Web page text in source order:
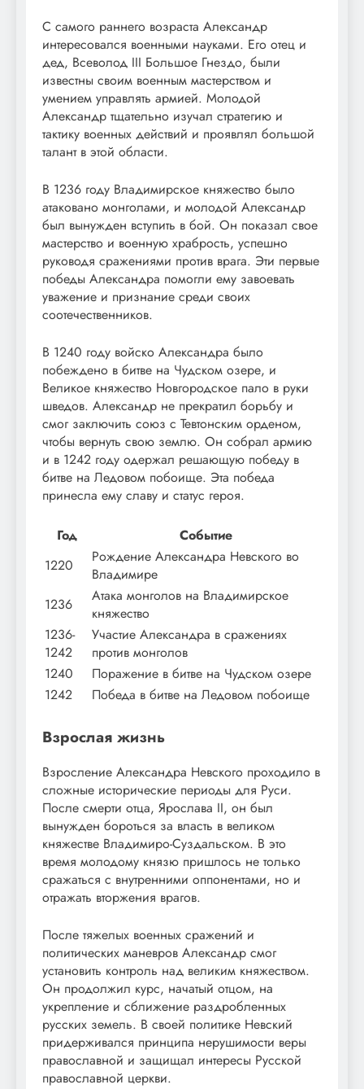
С самого раннего возраста Александр
интересовался военными науками. Его отец и
дед, Всеволод III Большое Гнездо, были
известны своим военным мастерством и
умением управлять армией. Молодой
Александр тщательно изучал стратегию и
тактику военных действий и проявлял большой
талант в этой области.
В 1236 году Владимирское княжество было
атаковано монголами, и молодой Александр
был вынужден вступить в бой. Он показал свое
мастерство и военную храбрость, успешно
руководя сражениями против врага. Эти первые
победы Александра помогли ему завоевать
уважение и признание среди своих
соотечественников.
В 1240 году войско Александра было
побеждено в битве на Чудском озере, и
Великое княжество Новгородское пало в руки
шведов. Александр не прекратил борьбу и
смог заключить союз с Тевтонским орденом,
чтобы вернуть свою землю. Он собрал армию
и в 1242 году одержал решающую победу в
битве на Ледовом побоище. Эта победа
принесла ему славу и статус героя.
Год
Событие
1220
Рождение Александра Невского во
Владимире
1236
Атака монголов на Владимирское
княжество
1236-
1242
Участие Александра в сражениях
против монголов
1240
Поражение в битве на Чудском озере
1242
Победа в битве на Ледовом побоище
Взрослая жизнь
Взросление Александра Невского проходило в
сложные исторические периоды для Руси.
После смерти отца, Ярослава II, он был
вынужден бороться за власть в великом
княжестве Владимиро-Суздальском. В это
время молодому князю пришлось не только
сражаться с внутренними оппонентами, но и
отражать вторжения врагов.
После тяжелых военных сражений и
политических маневров Александр смог
установить контроль над великим княжеством.
Он продолжил курс, начатый отцом, на
укрепление и сближение раздробленных
русских земель. В своей политике Невский
придерживался принципа нерушимости веры
православной и защищал интересы Русской
православной церкви.